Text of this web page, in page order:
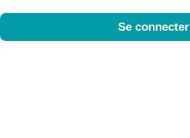
Se connecter